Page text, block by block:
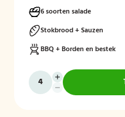
6 soorten salade
Stokbrood + Sauzen
BBQ + Borden en bestek